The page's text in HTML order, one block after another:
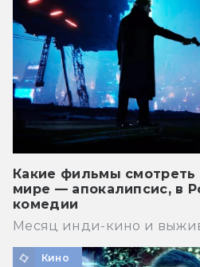
Какие фильмы смотреть
мире — апокалипсис, в
комедии
Месяц инди-кино и
Кино